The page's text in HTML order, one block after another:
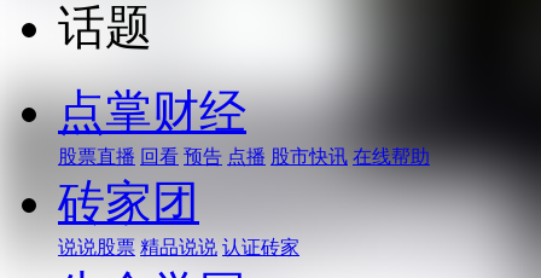
话题
点掌财经
股票直播 回看 预告 点播 股市快讯 在线帮助
砖家团
说说股票 精品说说 认证砖家